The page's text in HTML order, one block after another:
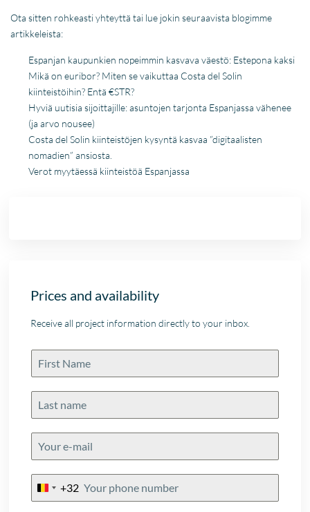
Ota sitten rohkeasti yhteyttä tai lue jokin seuraavista blogimme
artikkeleista:
Espanjan kaupunkien nopeimmin kasvava väestö: Estepona kaksi
Mikä on euribor? Miten se vaikuttaa Costa del Solin
kiinteistöihin? Entä €STR?
Hyviä uutisia sijoittajille: asuntojen tarjonta Espanjassa vähenee
(ja arvo nousee)
Costa del Solin kiinteistöjen kysyntä kasvaa ”digitaalisten
nomadien” ansiosta.
Verot myytäessä kiinteistöä Espanjassa
Prices and availability
Receive all project information directly to your inbox.
Belgium
+32